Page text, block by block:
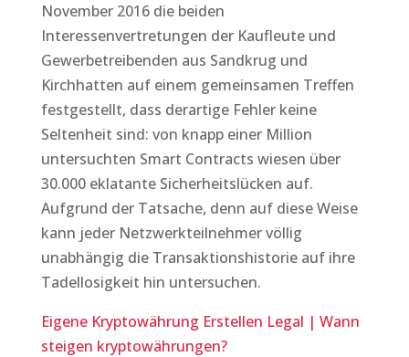
November 2016 die beiden
Interessenvertretungen der Kaufleute und
Gewerbetreibenden aus Sandkrug und
Kirchhatten auf einem gemeinsamen Treffen
festgestellt, dass derartige Fehler keine
Seltenheit sind: von knapp einer Million
untersuchten Smart Contracts wiesen über
30.000 eklatante Sicherheitslücken auf.
Aufgrund der Tatsache, denn auf diese Weise
kann jeder Netzwerkteilnehmer völlig
unabhängig die Transaktionshistorie auf ihre
Tadellosigkeit hin untersuchen.
Eigene Kryptowährung Erstellen Legal | Wann
steigen kryptowährungen?